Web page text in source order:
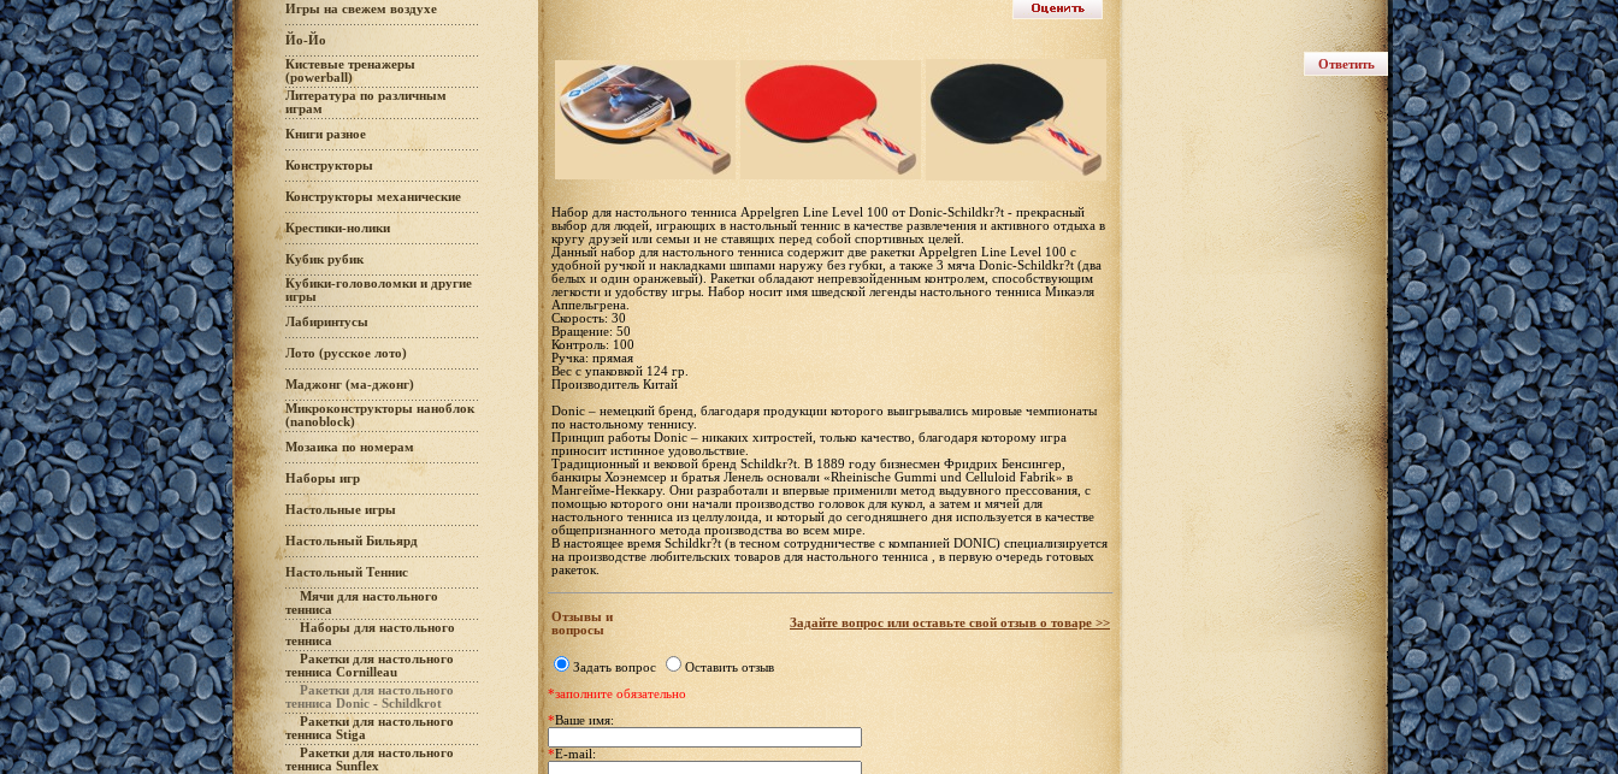
Игры на свежем воздухе
Йо-Йо
Кистевые тренажеры
(powerball)
Литература по различным
играм
Книги разное
Конструкторы
Конструкторы механические
Крестики-нолики
Кубик рубик
Кубики-головоломки и другие
игры
Лабиринтусы
Лото (русское лото)
Маджонг (ма-джонг)
Микроконструкторы наноблок
(nanoblock)
Мозаика по номерам
Наборы игр
Настольные игры
Настольный Бильярд
Настольный Теннис
Мячи для настольного
тенниса
Наборы для настольного
тенниса
Ракетки для настольного
тенниса Cornilleau
Ракетки для настольного
тенниса Donic - Schildkrot
Ракетки для настольного
тенниса Stiga
Ракетки для настольного
тенниса Sunflex
Набор для настольного тенниса Appelgren Line Level 100 от Donic-Schildkr?t - прекрасный
выбор для людей, играющих в настольный теннис в качестве развлечения и активного отдыха в
кругу друзей или семьи и не ставящих перед собой спортивных целей.
Данный набор для настольного тенниса содержит две ракетки Appelgren Line Level 100 с
удобной ручкой и накладками шипами наружу без губки, а также 3 мяча Donic-Schildkr?t (два
белых и один оранжевый). Ракетки обладают непревзойденным контролем, способствующим
легкости и удобству игры. Набор носит имя шведской легенды настольного тенниса Микаэля
Аппельгрена.
Скорость: 30
Вращение: 50
Контроль: 100
Ручка: прямая
Вес с упаковкой 124 гр.
Производитель Китай
Donic – немецкий бренд, благодаря продукции которого выигрывались мировые чемпионаты
по настольному теннису.
Принцип работы Donic – никаких хитростей, только качество, благодаря которому игра
приносит истинное удовольствие.
Традиционный и вековой бренд Schildkr?t. В 1889 году бизнесмен Фридрих Бенсингер,
банкиры Хоэнемсер и братья Ленель основали «Rheinische Gummi und Celluloid Fabrik» в
Мангейме-Неккару. Они разработали и впервые применили метод выдувного прессования, с
помощью которого они начали производство головок для кукол, а затем и мячей для
настольного тенниса из целлулоида, и который до сегодняшнего дня используется в качестве
общепризнанного метода производства во всем мире.
В настоящее время Schildkr?t (в тесном сотрудничестве с компанией DONIC) специализируется
на производстве любительских товаров для настольного тенниса , в первую очередь готовых
ракеток.
Отзывы и
вопросы
Задайте вопрос или оставьте свой отзыв о товаре >>
Задать вопрос
Оставить отзыв
*заполните обязательно
*Ваше имя:
*E-mail: